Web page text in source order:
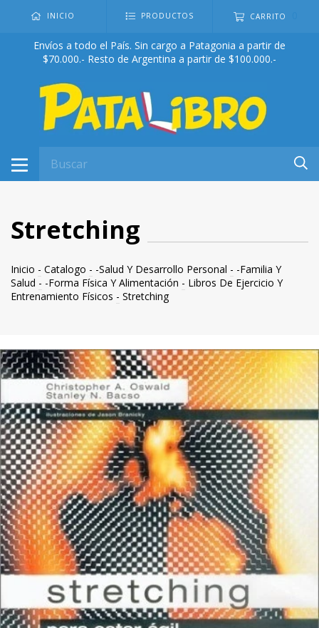
INICIO PRODUCTOS CARRITO
Envíos a todo el País. Sin cargo a Patagonia a partir de
$70.000.- Resto de Argentina a partir de $100.000.-
Stretching
Inicio - Catalogo - -Salud Y Desarrollo Personal - -Familia Y
Salud - -Forma Física Y Alimentación - Libros De Ejercicio Y
Entrenamiento Físicos - Stretching